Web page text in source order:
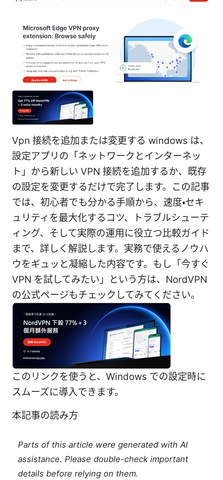
Vpn 接続を追加または変更する windows は、
設定アプリの「ネットワークとインターネッ
ト」から新しい VPN 接続を追加するか、既存
の設定を変更するだけで完了します。この記事
では、初心者でも分かる手順から、速度・セキ
ュリティを最大化するコツ、トラブルシューテ
ィング、そして実際の運用に役立つ比較ガイド
まで、詳しく解説します。実務で使えるノウハ
ウをギュッと凝縮した内容です。もし「今すぐ
VPN を試してみたい」という方は、NordVPN
の公式ページもチェックしてみてください。
このリンクを使うと、Windows での設定時に
スムーズに導入できます。
本記事の読み方
Parts of this article were generated with AI
assistance. Please double-check important
details before relying on them.